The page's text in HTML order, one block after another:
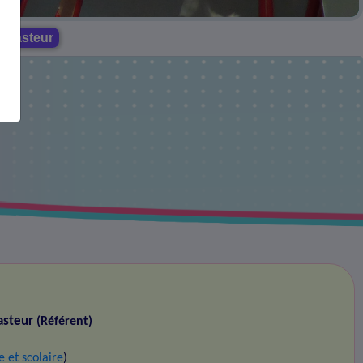
Pasteur
(Référent)
et scolaire)